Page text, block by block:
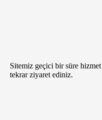
Sitemiz geçici bir süre
tekrar ziyaret ediniz.